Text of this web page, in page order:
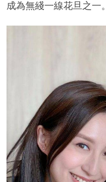
成為無綫一線花旦之一。